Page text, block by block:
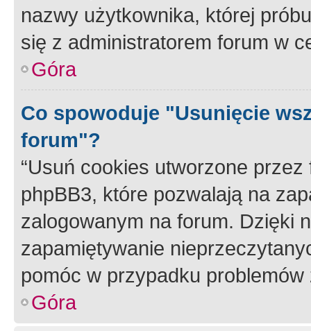
nazwy użytkownika, której
się z administratorem forum w
Góra
Co spowoduje "Usunięcie
forum"?
“Usuń cookies utworzone
phpBB3, które pozwalają na
zalogowanym na forum. Dzięki
zapamiętywanie
pomóc w przypadku
Góra